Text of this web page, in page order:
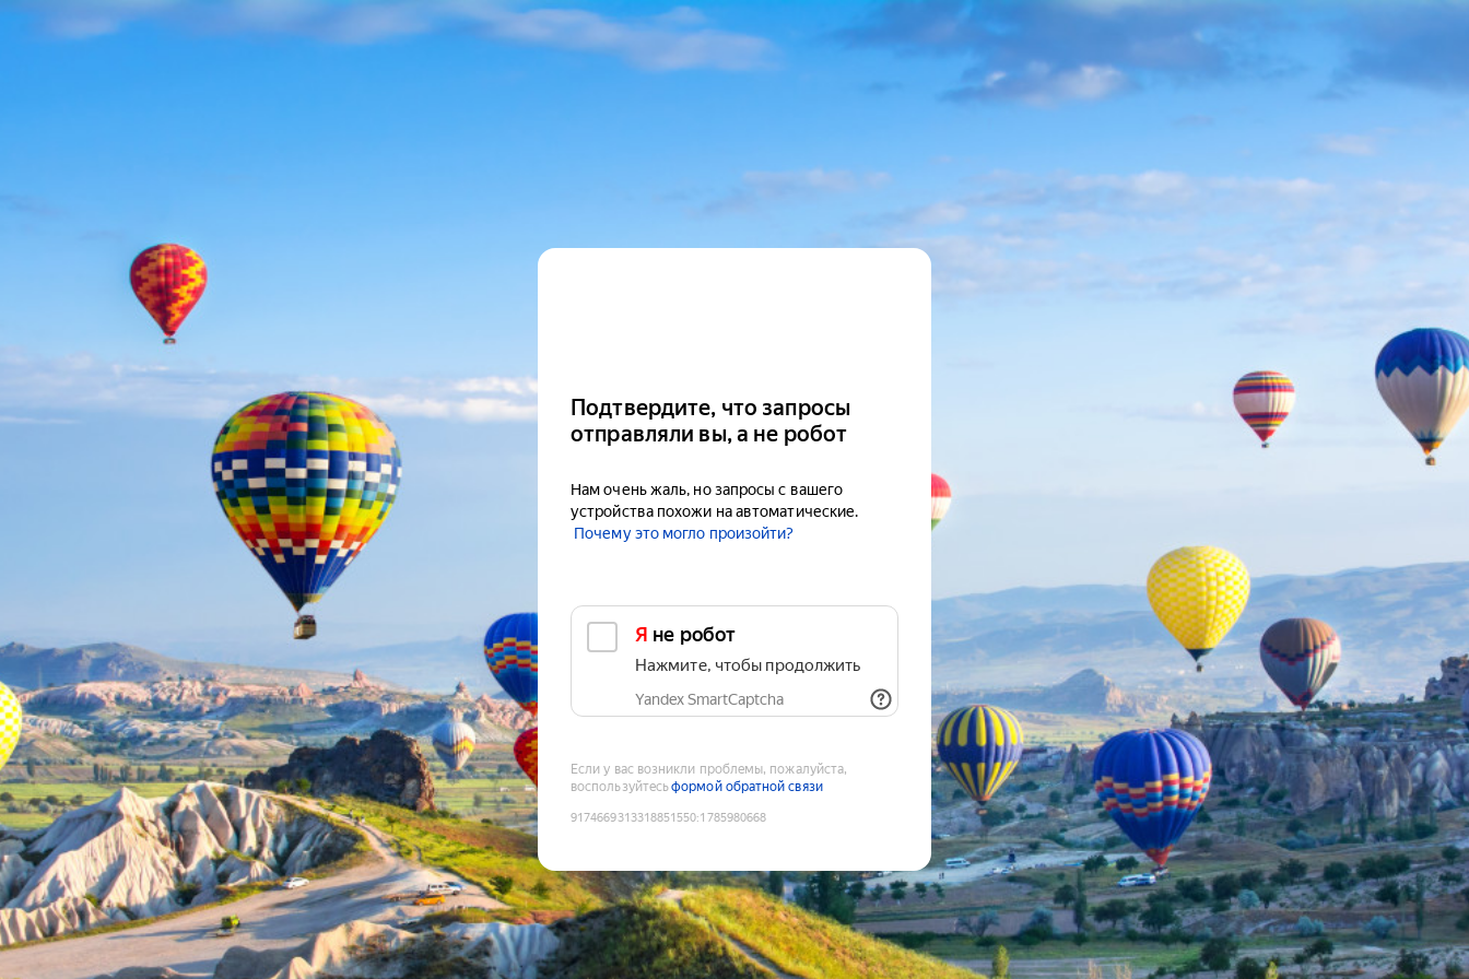
Подтвердите, что запросы
отправляли вы, а не робот
Нам очень жаль, но запросы с вашего
устройства похожи на автоматические.
Почему это могло произойти?
Я не робот
Нажмите, чтобы продолжить
Yandex SmartCaptcha
Если у вас возникли проблемы, пожалуйста,
воспользуйтесьформой обратной связи
9174669313318851550:1785980668